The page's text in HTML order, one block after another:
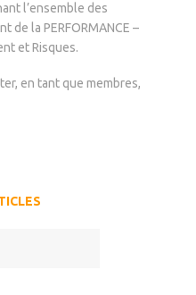
l’ensemble des
de la PERFORMANCE –
et Risques.
en tant que membres,